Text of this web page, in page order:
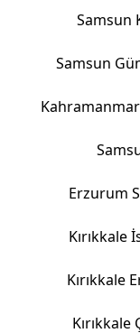
Samsun
Samsun
Erzurum
Kırıkkale
Kırıkkale
Kırıkkale